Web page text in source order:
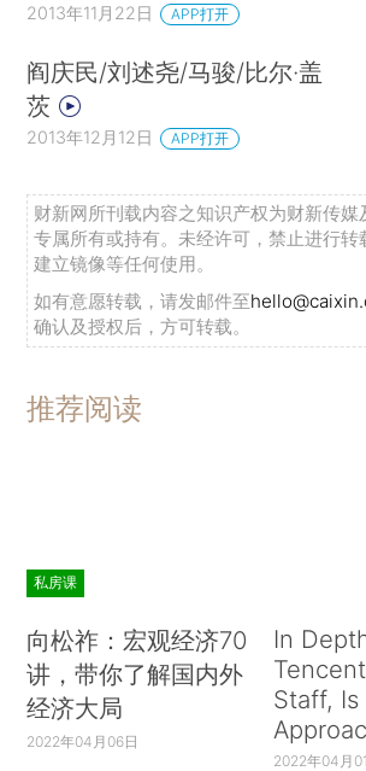
2013年11月22日 APP打开
阎庆民/刘述尧/马骏/比尔·盖
茨
2013年12月12日 APP打开
财新网所刊载内容之知识产权为财新传媒
专属所有或持有。未经许可，禁止进行转
建立镜像等任何使用。
如有意愿转载，请发邮件至
确认及授权后，方可转载。
推荐阅读
私房课
向松祚：宏观经济70
讲，带你了解国内外
经济大局
2022年04月06日
In
Staff, Is
2022年04月